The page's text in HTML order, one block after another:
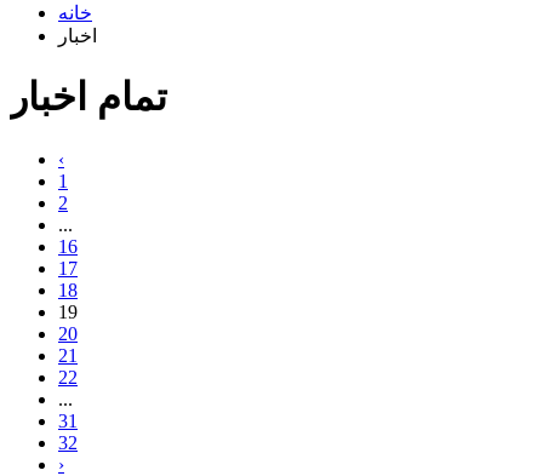
خانه
اخبار
تمام اخبار
‹
1
2
...
16
17
18
19
20
21
22
...
31
32
›